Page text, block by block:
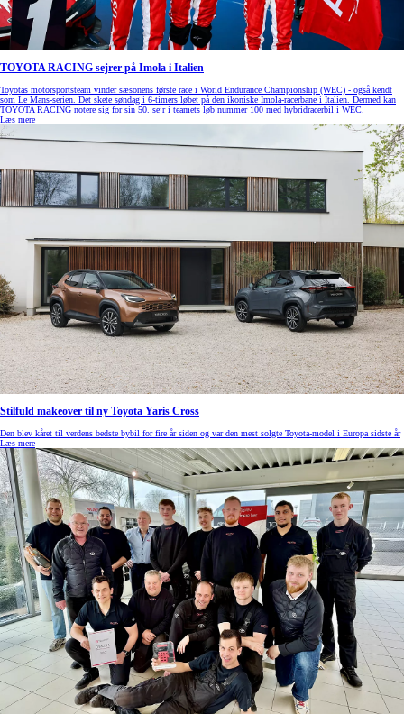
TOYOTA RACING sejrer på Imola i Italien
Toyotas motorsportsteam vinder sæsonens første race i World Endurance Championship (WEC) - også kendt
som Le Mans-serien. Det skete søndag i 6-timers løbet på den ikoniske Imola-racerbane i Italien. Dermed kan
TOYOTA RACING notere sig for sin 50. sejr i teamets løb nummer 100 med hybridracerbil i WEC.
Læs mere
Stilfuld makeover til ny Toyota Yaris Cross
Den blev kåret til verdens bedste bybil for fire år siden og var den mest solgte Toyota-model i Europa sidste år
Læs mere